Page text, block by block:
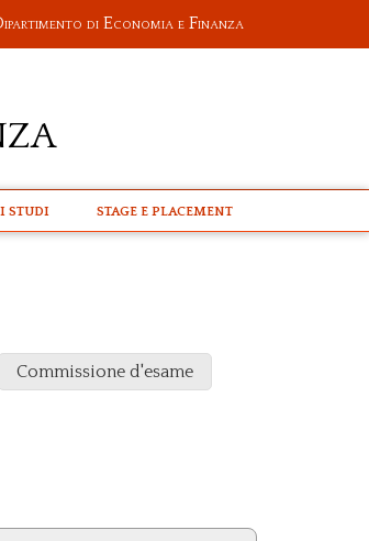
di Economia e Finanza
STUDI STAGE E PLACEMENT
Commissione d'esame